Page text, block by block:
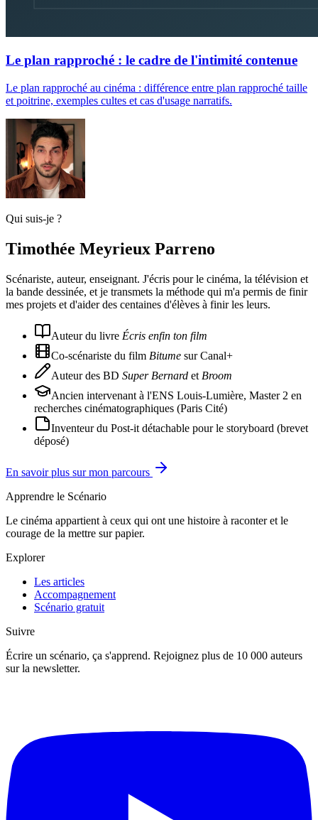
Le plan rapproché : le cadre de l'intimité contenue
Le plan rapproché au cinéma : différence entre plan rapproché taille
et poitrine, exemples cultes et cas d'usage narratifs.
Qui suis-je ?
Timothée Meyrieux Parreno
Scénariste, auteur, enseignant. J'écris pour le cinéma, la télévision et
la bande dessinée, et je transmets la méthode qui m'a permis de finir
mes projets et d'aider des centaines d'élèves à finir les leurs.
Auteur du livre Écris enfin ton film
Co-scénariste du film Bitume sur Canal+
Auteur des BD Super Bernard et Broom
Ancien intervenant à l'ENS Louis-Lumière, Master 2 en
recherches cinématographiques (Paris Cité)
Inventeur du Post-it détachable pour le storyboard (brevet
déposé)
En savoir plus sur mon parcours
Apprendre le Scénario
Le cinéma appartient à ceux qui ont une histoire à raconter et le
courage de la mettre sur papier.
Explorer
Les articles
Accompagnement
Scénario gratuit
Suivre
Écrire un scénario, ça s'apprend. Rejoignez plus de 10 000 auteurs
sur la newsletter.